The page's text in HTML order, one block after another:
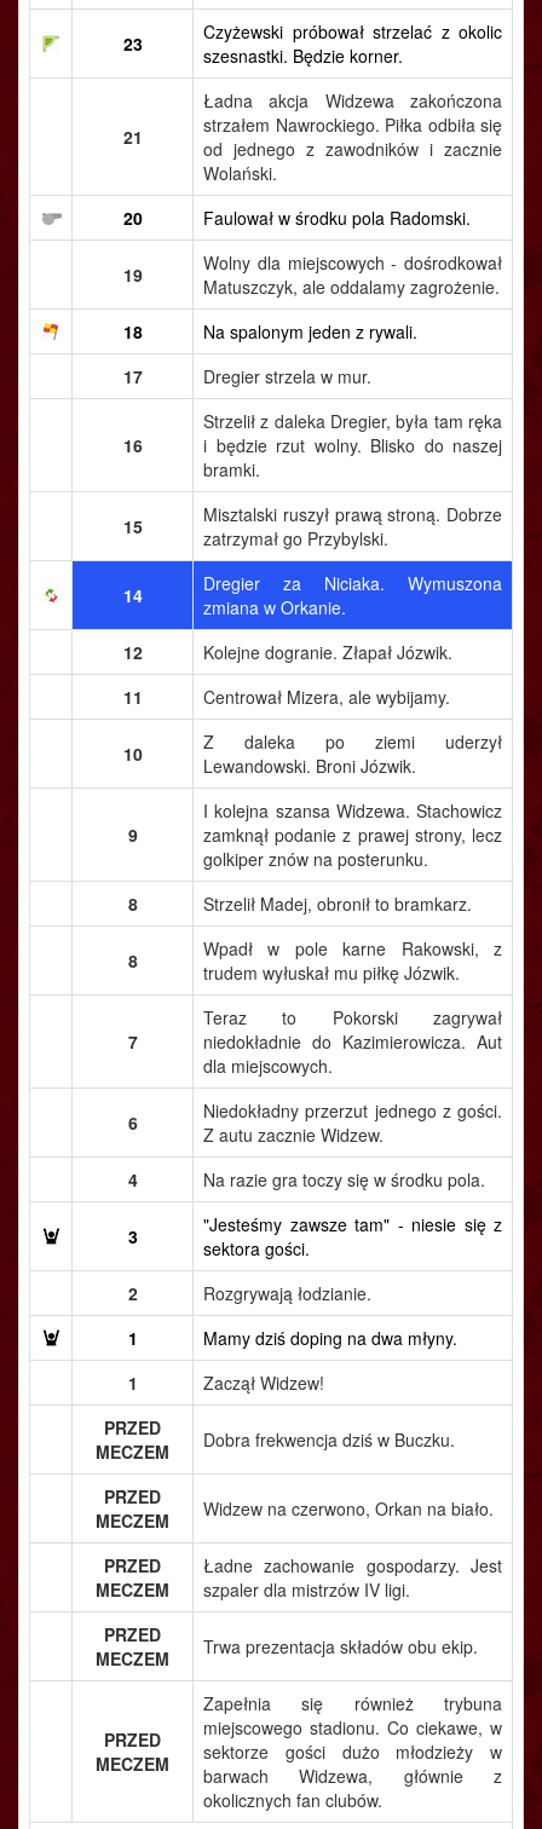
23
Czyżewski próbował strzelać z okolic
szesnastki. Będzie korner.
21
Ładna akcja Widzewa zakończona
strzałem Nawrockiego. Piłka odbiła się
od jednego z zawodników i zacznie
Wolański.
20
Faulował w środku pola Radomski.
19
Wolny dla miejscowych - dośrodkował
Matuszczyk, ale oddalamy zagrożenie.
18
Na spalonym jeden z rywali.
17
Dregier strzela w mur.
16
Strzelił z daleka Dregier, była tam ręka
i będzie rzut wolny. Blisko do naszej
bramki.
15
Misztalski ruszył prawą stroną. Dobrze
zatrzymał go Przybylski.
14
Dregier za Niciaka. Wymuszona
zmiana w Orkanie.
12
Kolejne dogranie. Złapał Józwik.
11
Centrował Mizera, ale wybijamy.
10
Z daleka po ziemi uderzył
Lewandowski. Broni Józwik.
9
I kolejna szansa Widzewa. Stachowicz
zamknął podanie z prawej strony, lecz
golkiper znów na posterunku.
8
Strzelił Madej, obronił to bramkarz.
8
Wpadł w pole karne Rakowski, z
trudem wyłuskał mu piłkę Józwik.
7
Teraz to Pokorski zagrywał
niedokładnie do Kazimierowicza. Aut
dla miejscowych.
6
Niedokładny przerzut jednego z gości.
Z autu zacznie Widzew.
4
Na razie gra toczy się w środku pola.
3
"Jesteśmy zawsze tam" - niesie się z
sektora gości.
2
Rozgrywają łodzianie.
1
Mamy dziś doping na dwa młyny.
1
Zaczął Widzew!
PRZED
MECZEM
Dobra frekwencja dziś w Buczku.
PRZED
MECZEM
Widzew na czerwono, Orkan na biało.
PRZED
MECZEM
Ładne zachowanie gospodarzy. Jest
szpaler dla mistrzów IV ligi.
PRZED
MECZEM
Trwa prezentacja składów obu ekip.
PRZED
MECZEM
Zapełnia się również trybuna
miejscowego stadionu. Co ciekawe, w
sektorze gości dużo młodzieży w
barwach Widzewa, głównie z
okolicznych fan clubów.